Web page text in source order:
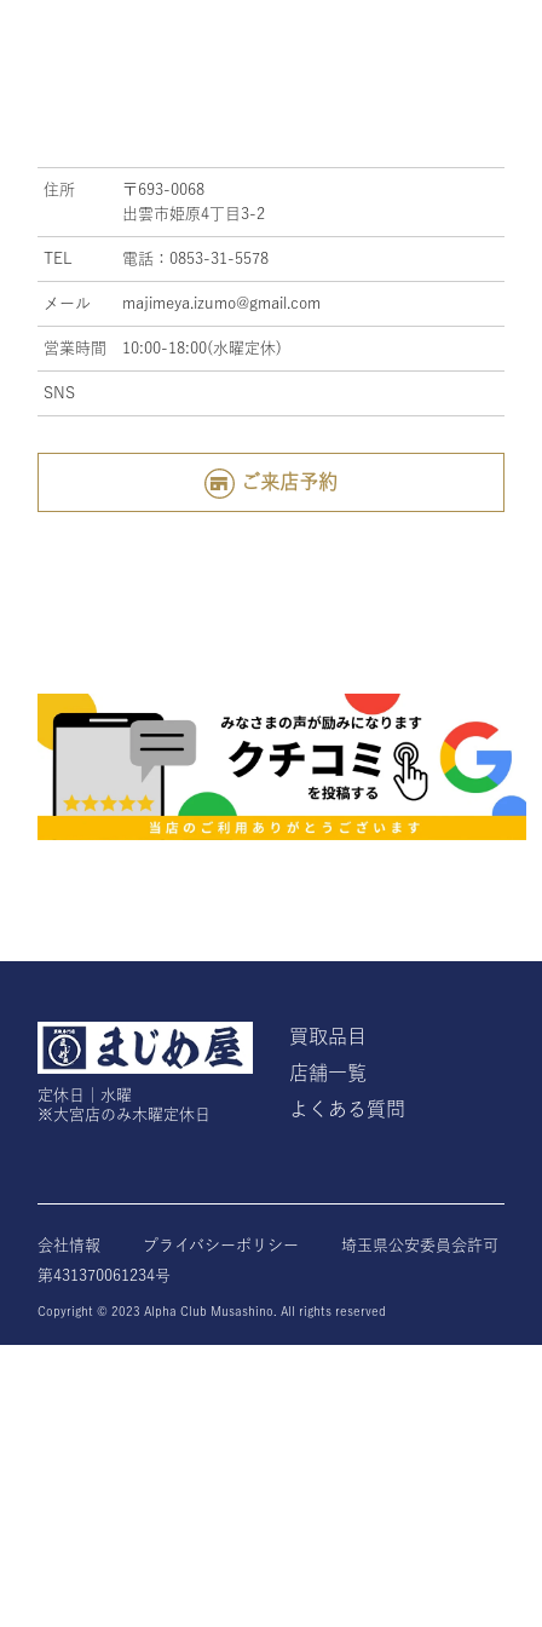
住所
〒693-0068
出雲市姫原4丁目3-2
TEL 電話：0853-31-5578
メール majimeya.izumo@gmail.com
営業時間 10:00-18:00(水曜定休)
SNS
ご来店予約
定休日｜水曜
※大宮店のみ木曜定休日
買取品目
店舗一覧
よくある質問
会社情報 プライバシーポリシー
埼玉県公安委員会許可
第431370061234号
Copyright © 2023 Alpha Club Musashino. All rights reserved